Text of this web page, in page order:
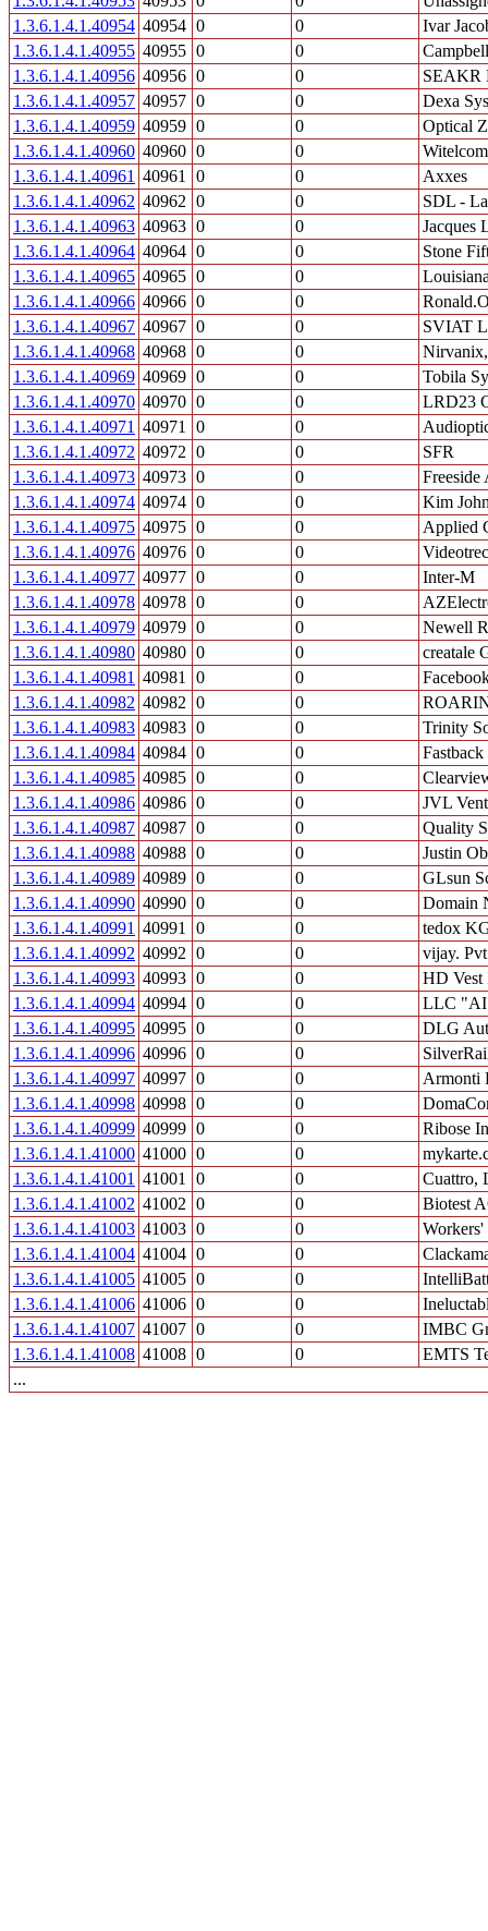
1.3.6.1.4.1.40954 40954 0 0
Ivar
1.3.6.1.4.1.40955 40955 0 0
1.3.6.1.4.1.40956 40956 0 0
SEAKR
1.3.6.1.4.1.40957 40957 0 0
Dexa
1.3.6.1.4.1.40959 40959 0 0
Optical
1.3.6.1.4.1.40960 40960 0 0
1.3.6.1.4.1.40961 40961 0 0
Axxes
1.3.6.1.4.1.40962 40962 0 0
SDL -
1.3.6.1.4.1.40963 40963 0 0
Jacques
1.3.6.1.4.1.40964 40964 0 0
Stone
1.3.6.1.4.1.40965 40965 0 0
1.3.6.1.4.1.40966 40966 0 0
1.3.6.1.4.1.40967 40967 0 0
SVIAT
1.3.6.1.4.1.40968 40968 0 0
1.3.6.1.4.1.40969 40969 0 0
Tobila
1.3.6.1.4.1.40970 40970 0 0
LRD23
1.3.6.1.4.1.40971 40971 0 0
1.3.6.1.4.1.40972 40972 0 0
SFR
1.3.6.1.4.1.40973 40973 0 0
Freeside
1.3.6.1.4.1.40974 40974 0 0
Kim
1.3.6.1.4.1.40975 40975 0 0
Applied
1.3.6.1.4.1.40976 40976 0 0
1.3.6.1.4.1.40977 40977 0 0
Inter-M
1.3.6.1.4.1.40978 40978 0 0
1.3.6.1.4.1.40979 40979 0 0
Newell
1.3.6.1.4.1.40980 40980 0 0
creatale
1.3.6.1.4.1.40981 40981 0 0
1.3.6.1.4.1.40982 40982 0 0
1.3.6.1.4.1.40983 40983 0 0
Trinity
1.3.6.1.4.1.40984 40984 0 0
1.3.6.1.4.1.40985 40985 0 0
1.3.6.1.4.1.40986 40986 0 0
JVL
1.3.6.1.4.1.40987 40987 0 0
Quality
1.3.6.1.4.1.40988 40988 0 0
Justin
1.3.6.1.4.1.40989 40989 0 0
GLsun
1.3.6.1.4.1.40990 40990 0 0
Domain
1.3.6.1.4.1.40991 40991 0 0
tedox
1.3.6.1.4.1.40992 40992 0 0
vijay.
1.3.6.1.4.1.40993 40993 0 0
HD Vest
1.3.6.1.4.1.40994 40994 0 0
LLC
1.3.6.1.4.1.40995 40995 0 0
DLG
1.3.6.1.4.1.40996 40996 0 0
1.3.6.1.4.1.40997 40997 0 0
Armonti
1.3.6.1.4.1.40998 40998 0 0
1.3.6.1.4.1.40999 40999 0 0
Ribose
1.3.6.1.4.1.41000 41000 0 0
1.3.6.1.4.1.41001 41001 0 0
Cuattro,
1.3.6.1.4.1.41002 41002 0 0
Biotest
1.3.6.1.4.1.41003 41003 0 0
Workers'
1.3.6.1.4.1.41004 41004 0 0
1.3.6.1.4.1.41005 41005 0 0
1.3.6.1.4.1.41006 41006 0 0
1.3.6.1.4.1.41007 41007 0 0
IMBC
1.3.6.1.4.1.41008 41008 0 0
EMTS
...